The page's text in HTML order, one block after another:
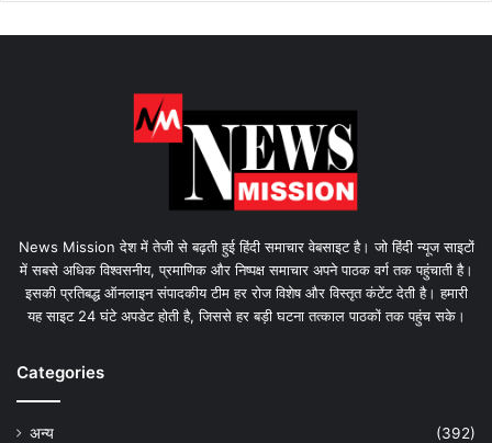
News Mission देश में तेजी से बढ़ती हुई हिंदी समाचार वेबसाइट है। जो हिंदी न्यूज साइटों
में सबसे अधिक विश्वसनीय, प्रमाणिक और निष्पक्ष समाचार अपने पाठक वर्ग तक पहुंचाती है।
इसकी प्रतिबद्ध ऑनलाइन संपादकीय टीम हर रोज विशेष और विस्तृत कंटेंट देती है। हमारी
यह साइट 24 घंटे अपडेट होती है, जिससे हर बड़ी घटना तत्काल पाठकों तक पहुंच सके।
Categories
अन्य
(392)